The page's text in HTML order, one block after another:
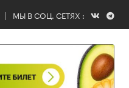
МЫ В СОЦ. СЕТЯХ :